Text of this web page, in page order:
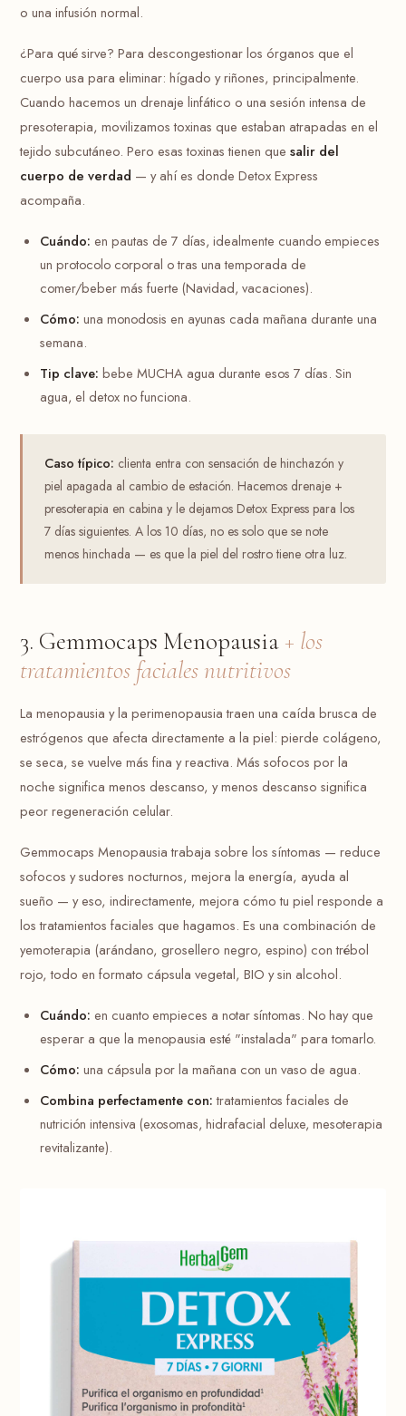
o una infusión normal.
¿Para qué sirve? Para descongestionar los órganos que el
cuerpo usa para eliminar: hígado y riñones, principalmente.
Cuando hacemos un drenaje linfático o una sesión intensa de
presoterapia, movilizamos toxinas que estaban atrapadas en el
tejido subcutáneo. Pero esas toxinas tienen quesalir del
cuerpo de verdad — y ahí es donde Detox Express
acompaña.
Cuándo: en pautas de 7 días, idealmente cuando empieces
un protocolo corporal o tras una temporada de
comer/beber más fuerte (Navidad, vacaciones).
Cómo: una monodosis en ayunas cada mañana durante una
semana.
Tip clave: bebe MUCHA agua durante esos 7 días. Sin
agua, el detox no funciona.
Caso típico: clienta entra con sensación de hinchazón y
piel apagada al cambio de estación. Hacemos drenaje +
presoterapia en cabina y le dejamos Detox Express para los
7 días siguientes. A los 10 días, no es solo que se note
menos hinchada — es que la piel del rostro tiene otra luz.
3. Gemmocaps Menopausia + los
tratamientos faciales nutritivos
La menopausia y la perimenopausia traen una caída brusca de
estrógenos que afecta directamente a la piel: pierde colágeno,
se seca, se vuelve más fina y reactiva. Más sofocos por la
noche significa menos descanso, y menos descanso significa
peor regeneración celular.
Gemmocaps Menopausia trabaja sobre los síntomas — reduce
sofocos y sudores nocturnos, mejora la energía, ayuda al
sueño — y eso, indirectamente, mejora cómo tu piel responde a
los tratamientos faciales que hagamos. Es una combinación de
yemoterapia (arándano, grosellero negro, espino) con trébol
rojo, todo en formato cápsula vegetal, BIO y sin alcohol.
Cuándo: en cuanto empieces a notar síntomas. No hay que
esperar a que la menopausia esté "instalada" para tomarlo.
Cómo: una cápsula por la mañana con un vaso de agua.
Combina perfectamente con:tratamientos faciales de
nutrición intensiva (exosomas, hidrafacial deluxe, mesoterapia
revitalizante).